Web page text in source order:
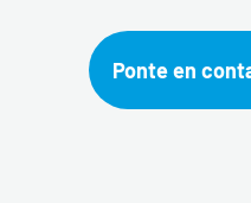
Ponte en